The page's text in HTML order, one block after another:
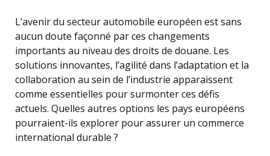
L’avenir du secteur automobile européen est sans
aucun doute façonné par ces changements
importants au niveau des droits de douane. Les
solutions innovantes, l’agilité dans l’adaptation et la
collaboration au sein de l’industrie apparaissent
comme essentielles pour surmonter ces défis
actuels. Quelles autres options les pays européens
pourraient-ils explorer pour assurer un commerce
international durable ?